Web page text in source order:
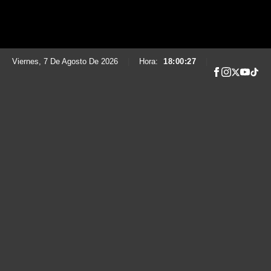
Viernes, 7 De Agosto De 2026 Hora: 18:00:28